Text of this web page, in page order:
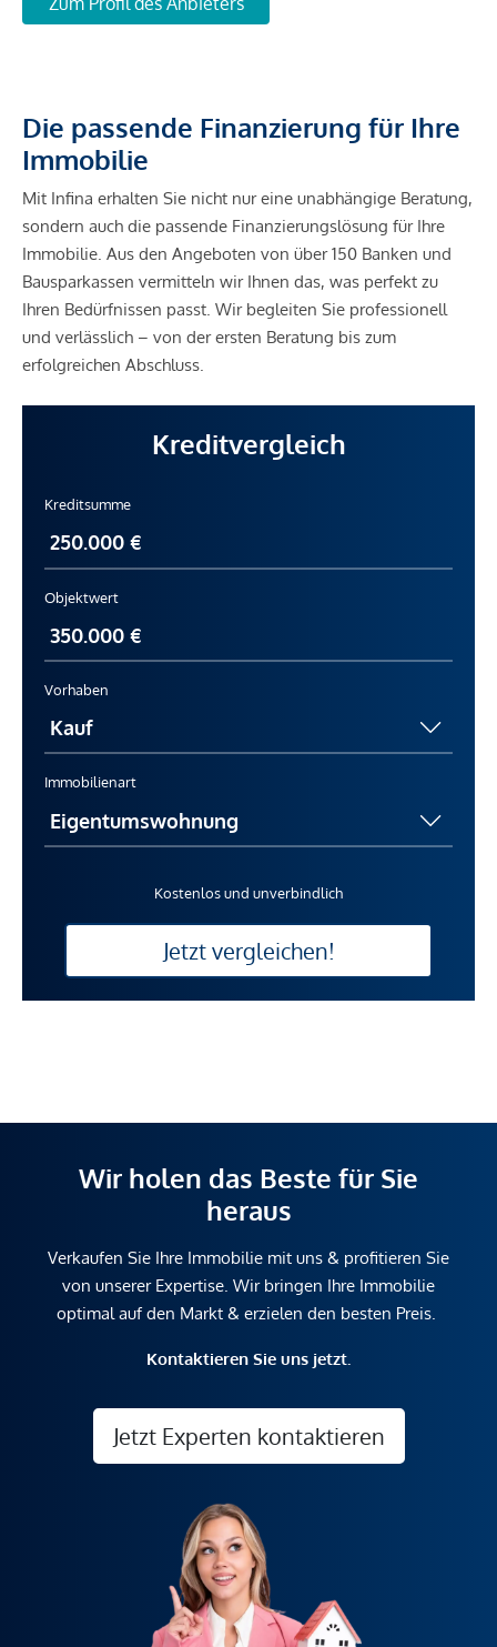
Vertragsabschluss resultierende Rechte sind ausschließlich
gegenüber dem anbietenden Immobilienunternehmen
gemachten Angaben und Informationen lediglich
unverbindliche Vorabinformationen sind und daher ohne
Gewähr erfolgen. Der Vermittler ist als Doppelmakler tätig.
Die passende Finanzierung für Ihre
Immobilie
Mit Infina erhalten Sie nicht nur eine unabhängige Beratung,
sondern auch die passende Finanzierungslösung für Ihre
Immobilie. Aus den Angeboten von über 150 Banken und
Bausparkassen vermitteln wir Ihnen das, was perfekt zu
Ihren Bedürfnissen passt. Wir begleiten Sie professionell
und verlässlich – von der ersten Beratung bis zum
erfolgreichen Abschluss.
Kreditvergleich
Kreditsumme
Objektwert
Vorhaben
Immobilienart
Kostenlos und unverbindlich
Jetzt vergleichen!
Wir holen das Beste für Sie
heraus
Verkaufen Sie Ihre Immobilie mit uns & profitieren Sie
von unserer Expertise. Wir bringen Ihre Immobilie
optimal auf den Markt & erzielen den besten Preis.
Kontaktieren Sie uns jetzt.
Jetzt Experten kontaktieren